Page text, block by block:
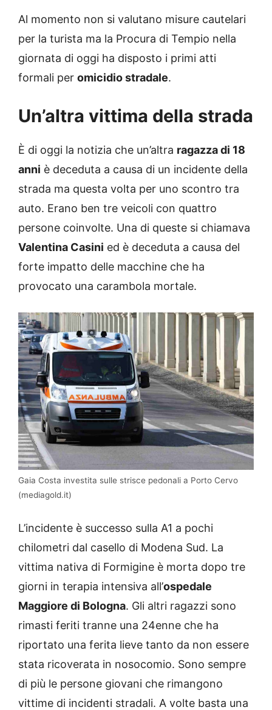
Al momento non si valutano misure cautelari
per la turista ma la Procura di Tempio nella
giornata di oggi ha disposto i primi atti
formali per omicidio stradale.
Un’altra vittima della strada
È di oggi la notizia che un’altra ragazza di 18
anni è deceduta a causa di un incidente della
strada ma questa volta per uno scontro tra
auto. Erano ben tre veicoli con quattro
persone coinvolte. Una di queste si chiamava
Valentina Casini ed è deceduta a causa del
forte impatto delle macchine che ha
provocato una carambola mortale.
Gaia Costa investita sulle strisce pedonali a Porto Cervo
(mediagold.it)
L’incidente è successo sulla A1 a pochi
chilometri dal casello di Modena Sud. La
vittima nativa di Formigine è morta dopo tre
giorni in terapia intensiva all’ospedale
Maggiore di Bologna. Gli altri ragazzi sono
rimasti feriti tranne una 24enne che ha
riportato una ferita lieve tanto da non essere
stata ricoverata in nosocomio. Sono sempre
di più le persone giovani che rimangono
vittime di incidenti stradali. A volte basta una